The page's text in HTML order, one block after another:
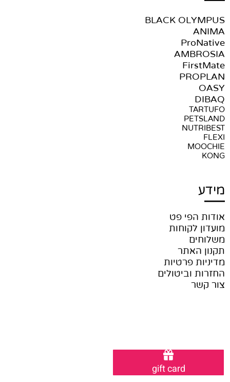
BLACK OLYMPUS
ANIMA
ProNative
AMBROSIA
FirstMate
PROPLAN
OASY
DIBAQ
TARTUFO
PETSLAND
NUTRIBEST
FLEXI
MOOCHIE
KONG
מידע
אודות הפי פט
מועדון לקוחות
משלוחים
תקנון האתר
מדיניות פרטיות
החזרות וביטולים
צור קשר
gift card